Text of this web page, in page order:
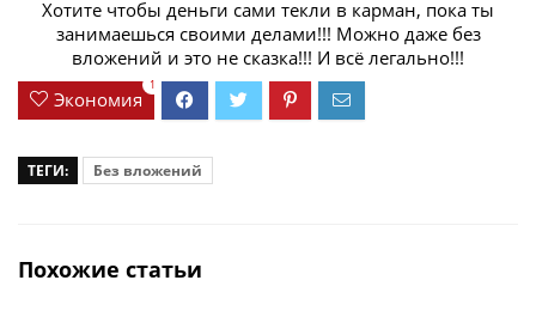
Хотите чтобы деньги сами текли в карман, пока ты
занимаешься своими делами!!! Можно даже без
вложений и это не сказка!!! И всё легально!!!
Экономия
1
ТЕГИ: Без вложений
Похожие статьи